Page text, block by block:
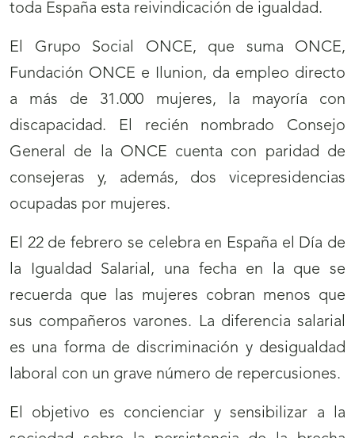
toda España esta reivindicación de igualdad.
El Grupo Social ONCE, que suma ONCE,
Fundación ONCE e Ilunion, da empleo directo
a más de 31.000 mujeres, la mayoría con
discapacidad. El recién nombrado Consejo
General de la ONCE cuenta con paridad de
consejeras y, además, dos vicepresidencias
ocupadas por mujeres.
El 22 de febrero se celebra en España el Día de
la Igualdad Salarial, una fecha en la que se
recuerda que las mujeres cobran menos que
sus compañeros varones. La diferencia salarial
es una forma de discriminación y desigualdad
laboral con un grave número de repercusiones.
El objetivo es concienciar y sensibilizar a la